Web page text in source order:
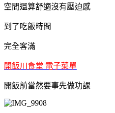
空間還算舒適沒有壓迫感
到了吃飯時間
完全客滿
開飯川食堂 電子菜單
開飯前當然要事先做功課